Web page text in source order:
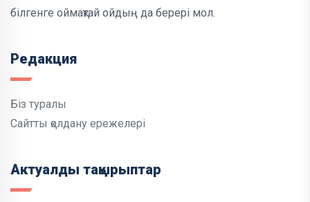
білгенге оймақтай ойдың да берері мол.
Редакция
Біз туралы
Сайтты қолдану ережелері
Актуалды тақырыптар